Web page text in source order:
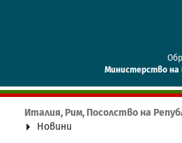
Mинистерство
Италия, Рим, Посолство на
Новини